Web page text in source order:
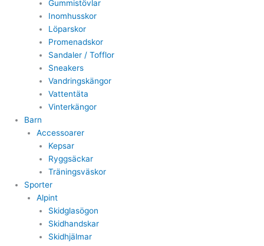
Gummistövlar
Inomhusskor
Löparskor
Promenadskor
Sandaler / Tofflor
Sneakers
Vandringskängor
Vattentäta
Vinterkängor
Barn
Accessoarer
Kepsar
Ryggsäckar
Träningsväskor
Sporter
Alpint
Skidglasögon
Skidhandskar
Skidhjälmar